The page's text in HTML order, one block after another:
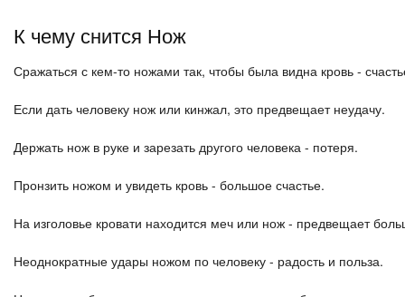
К чему снится Нож
Сражаться с кем-то ножами так, чтобы была видна кровь -
Если дать человеку нож или кинжал, это предвещает неудачу.
Держать нож в руке и зарезать другого человека - потеря.
Пронзить ножом и увидеть кровь - большое счастье.
На изголовье кровати находится меч или нож - предвещает
Неоднократные удары ножом по человеку - радость и польза.